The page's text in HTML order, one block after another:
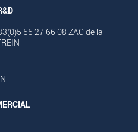
55 27 66 08 ZAC de la